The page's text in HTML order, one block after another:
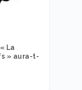
La
» aura-t-